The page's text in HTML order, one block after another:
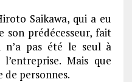
Saikawa, qui a eu
son prédécesseur, fait
n’a pas été le seul à
Mais que
de personnes.